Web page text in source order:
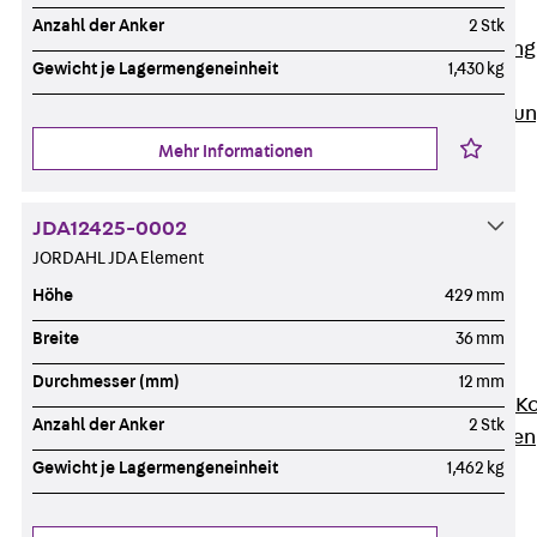
Anwendungsgebiete
Zurück
Industrieanlagen
Bodengeführte
Rechenzentrum
Services
Beratung, Planung,
Individuelle Lösungen
Anzahl der Anker 2 Stk
Gewicht je Lagermengeneinheit 1,430 kg
Mehr Informationen
JDA12425-0002
JORDAHL JDA Element
Höhe 429 mm
Breite 36 mm
Durchmesser (mm) 12 mm
Anzahl der Anker 2 Stk
Gewicht je Lagermengeneinheit 1,462 kg